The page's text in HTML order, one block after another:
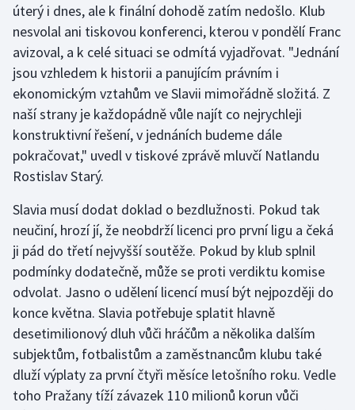
Sportovní střelba
Stolní tenis
Triatlon
Veslování
Vodní slalom
Volejbal
Ostatní
úterý i dnes, ale k finální dohodě zatím nedošlo. Klub
nesvolal ani tiskovou konferenci, kterou v pondělí Franc
avizoval, a k celé situaci se odmítá vyjadřovat. "Jednání
jsou vzhledem k historii a panujícím právním i
ekonomickým vztahům ve Slavii mimořádně složitá. Z
naší strany je každopádně vůle najít co nejrychleji
konstruktivní řešení, v jednáních budeme dále
pokračovat," uvedl v tiskové zprávě mluvčí Natlandu
Rostislav Starý.
Slavia musí dodat doklad o bezdlužnosti. Pokud tak
neučiní, hrozí jí, že neobdrží licenci pro první ligu a čeká
ji pád do třetí nejvyšší soutěže. Pokud by klub splnil
podmínky dodatečně, může se proti verdiktu komise
odvolat. Jasno o udělení licencí musí být nejpozději do
konce května. Slavia potřebuje splatit hlavně
desetimilionový dluh vůči hráčům a několika dalším
subjektům, fotbalistům a zaměstnancům klubu také
dluží výplaty za první čtyři měsíce letošního roku. Vedle
toho Pražany tíží závazek 110 milionů korun vůči